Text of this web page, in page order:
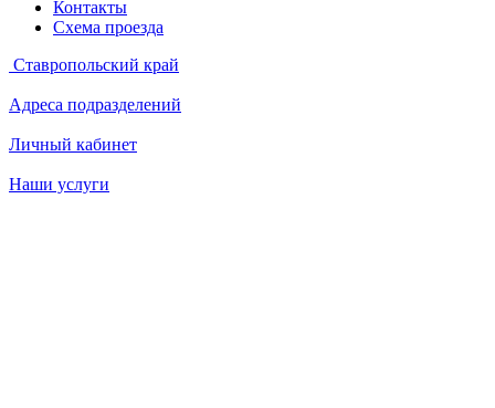
Контакты
Схема проезда
Ставропольский край
Адреса подразделений
Личный кабинет
Наши услуги